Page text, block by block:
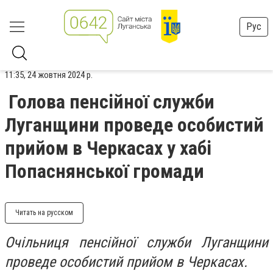
Рус
11:35, 24 жовтня 2024 р.
Голова пенсійної служби
Луганщини проведе особистий
прийом в Черкасах у хабі
Попаснянської громади
Читать на русском
Очільниця пенсійної служби Луганщини
проведе особистий прийом в Черкасах.